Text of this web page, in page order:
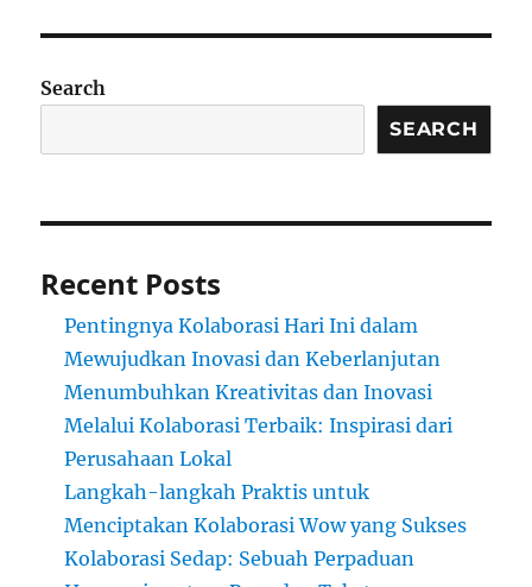
Search
SEARCH
Recent Posts
Pentingnya Kolaborasi Hari Ini dalam
Mewujudkan Inovasi dan Keberlanjutan
Menumbuhkan Kreativitas dan Inovasi
Melalui Kolaborasi Terbaik: Inspirasi dari
Perusahaan Lokal
Langkah-langkah Praktis untuk
Menciptakan Kolaborasi Wow yang Sukses
Kolaborasi Sedap: Sebuah Perpaduan